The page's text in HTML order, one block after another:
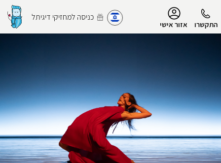
התקשרו אזור אישי
כניסה למחזיקי דיגיתל
הפרופיל שלי
התנתק